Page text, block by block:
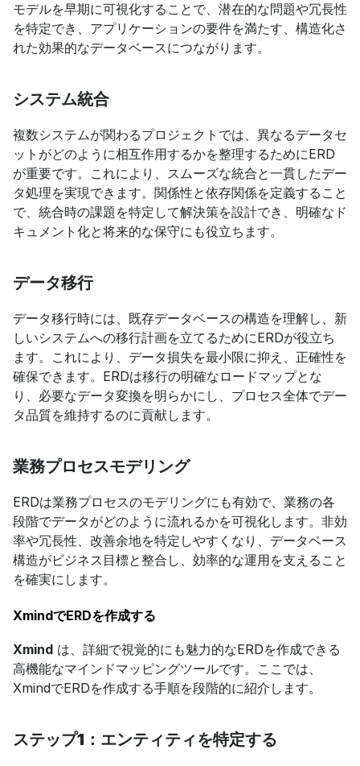
モデルを早期に可視化することで、潜在的な問題や冗長性
を特定でき、アプリケーションの要件を満たす、構造化さ
れた効果的なデータベースにつながります。
システム統合
複数システムが関わるプロジェクトでは、異なるデータセ
ットがどのように相互作用するかを整理するためにERD
が重要です。これにより、スムーズな統合と一貫したデー
タ処理を実現できます。関係性と依存関係を定義すること
で、統合時の課題を特定して解決策を設計でき、明確なド
キュメント化と将来的な保守にも役立ちます。
データ移行
データ移行時には、既存データベースの構造を理解し、新
しいシステムへの移行計画を立てるためにERDが役立ち
ます。これにより、データ損失を最小限に抑え、正確性を
確保できます。ERDは移行の明確なロードマップとな
り、必要なデータ変換を明らかにし、プロセス全体でデー
タ品質を維持するのに貢献します。
業務プロセスモデリング
ERDは業務プロセスのモデリングにも有効で、業務の各
段階でデータがどのように流れるかを可視化します。非効
率や冗長性、改善余地を特定しやすくなり、データベース
構造がビジネス目標と整合し、効率的な運用を支えること
を確実にします。
XmindでERDを作成する
Xmind は、詳細で視覚的にも魅力的なERDを作成できる
高機能なマインドマッピングツールです。ここでは、
XmindでERDを作成する手順を段階的に紹介します。
ステップ1：エンティティを特定する